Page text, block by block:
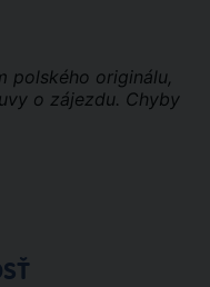
polského originálu,
o zájezdu. Chyby